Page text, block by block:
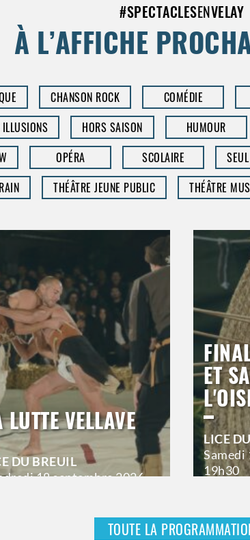
#SPECTACLESENVELAY
À L’AFFICHE
CHANSON ROCK COMÉDIE
HORS SAISON HUMOUR
OPÉRA SCOLAIRE
THÉÂTRE JEUNE PUBLIC THÉÂTRE
LUTTE VELLAVE
DU BREUIL
18 septembre 2026
ET
LICE
Samedi
19h30
TOUTE LA